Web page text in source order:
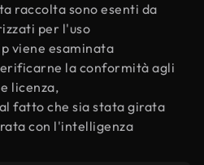
raccolta sono esenti da
per l'uso
viene esaminata
la conformità agli
licenza,
fatto che sia stata girata
con l'intelligenza